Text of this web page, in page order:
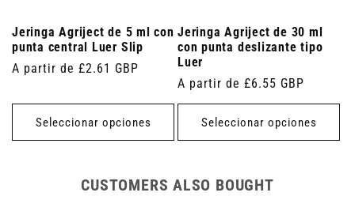
Jeringa Agriject de 5 ml con
punta central Luer Slip
Precio
A partir de £2.61 GBP
Seleccionar opciones
Jeringa Agriject de 30 ml
con punta deslizante tipo
Luer
Precio
habitual
A partir de £6.55 GBP
Seleccionar opciones
CUSTOMERS ALSO BOUGHT